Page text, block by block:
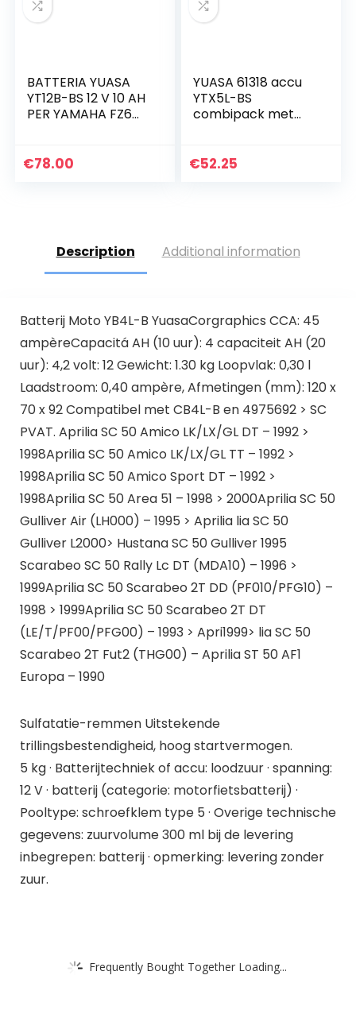
BATTERIA YUASA
YT12B-BS 12 V 10 AH
PER YAMAHA FZ6
€78.00
YUASA 61318 accu
YTX5L-BS
combipack met
€52.25
Description Additional information
Batterij Moto YB4L-B YuasaCorgraphics CCA: 45
ampèreCapacitá AH (10 uur): 4 capaciteit AH (20
uur): 4,2 volt: 12 Gewicht: 1.30 kg Loopvlak: 0,30 l
Laadstroom: 0,40 ampère, Afmetingen (mm): 120 x
70 x 92 Compatibel met CB4L-B en 4975692 > SC
PVAT. Aprilia SC 50 Amico LK/LX/GL DT – 1992 >
1998Aprilia SC 50 Amico LK/LX/GL TT – 1992 >
1998Aprilia SC 50 Amico Sport DT – 1992 >
1998Aprilia SC 50 Area 51 – 1998 > 2000Aprilia SC 50
Gulliver Air (LH000) – 1995 > Aprilia lia SC 50
Gulliver L2000> Hustana SC 50 Gulliver 1995
Scarabeo SC 50 Rally Lc DT (MDA10) – 1996 >
1999Aprilia SC 50 Scarabeo 2T DD (PF010/PFG10) –
1998 > 1999Aprilia SC 50 Scarabeo 2T DT
(LE/T/PF00/PFG00) – 1993 > Apri1999> lia SC 50
Scarabeo 2T Fut2 (THG00) – Aprilia ST 50 AF1
Europa – 1990
Sulfatatie-remmen Uitstekende
trillingsbestendigheid, hoog startvermogen.
5 kg · Batterijtechniek of accu: loodzuur · spanning:
12 V · batterij (categorie: motorfietsbatterij) ·
Pooltype: schroefklem type 5 · Overige technische
gegevens: zuurvolume 300 ml bij de levering
inbegrepen: batterij · opmerking: levering zonder
zuur.
Frequently Bought Together Loading...